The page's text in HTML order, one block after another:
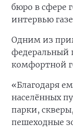
бюро в сфере
интервью
Одним из
федеральный
комфортной
«Благодаря
населённых
парки,
пешеходные